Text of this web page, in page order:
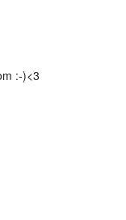
:-)<3